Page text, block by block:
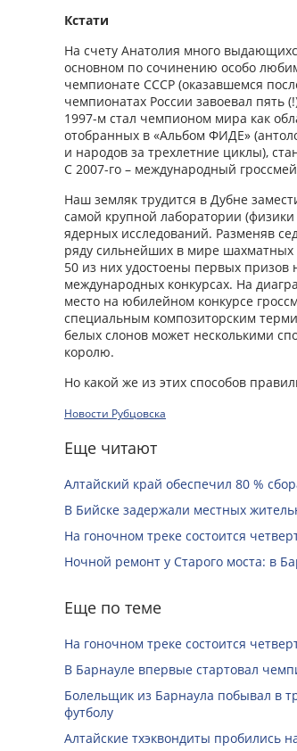
Кстати
На счету Анатолия много
основном по сочинению особо
чемпионате СССР (оказавшемся
чемпионатах России завоевал пять
1997-м стал чемпионом мира как
отобранных в «Альбом ФИДЕ»
и народов за трехлетние циклы),
С 2007-го – международный
Наш земляк трудится в Дубне
самой крупной лаборатории
ядерных исследований. Разменяв
ряду сильнейших в мире шахматных
50 из них удостоены первых
международных конкурсах. На
место на юбилейном конкурсе
специальным композиторским
белых слонов может несколькими
королю.
Но какой же из этих способов
Новости Рубцовска
Еще читают
Алтайский край обеспечил 80 %
В Бийске задержали местных
На гоночном треке состоится
Ночной ремонт у Старого моста: в
Еще по теме
На гоночном треке состоится
В Барнауле впервые стартовал
Болельщик из Барнаула побывал в
футболу
Алтайские тхэквондиты пробились